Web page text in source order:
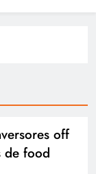
off
de food